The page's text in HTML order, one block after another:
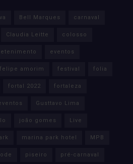
Bell Marques carnaval
Claudia Leitte colosso
eventos
felipe amorim festival folia
fortal 2022 fortaleza
Gusttavo Lima
joão gomes Live
marina park hotel MPB
piseiro pré-carnaval